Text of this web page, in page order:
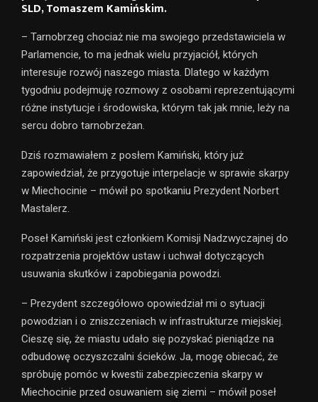
SLD, Tomaszem Kamińskim.
– Tarnobrzeg chociaż nie ma swojego przedstawiciela w
Parlamencie, to ma jednak wielu przyjaciół, których
interesuje rozwój naszego miasta. Dlatego w każdym
tygodniu podejmuję rozmowy z osobami reprezentującymi
różne instytucje i środowiska, którym tak jak mnie, leży na
sercu dobro tarnobrzeżan.
Dziś rozmawiałem z posłem Kamiński, który już
zapowiedział, że przygotuje interpelacje w sprawie skarpy
w Miechocinie – mówił po spotkaniu Prezydent Norbert
Mastalerz.
Poseł Kamiński jest członkiem Komisji Nadzwyczajnej do
rozpatrzenia projektów ustaw i uchwał dotyczących
usuwania skutków i zapobiegania powodzi.
– Prezydent szczegółowo opowiedział mi o sytuacji
powodzian i o zniszczeniach w infrastrukturze miejskiej.
Cieszę się, że miastu udało się pozyskać pieniądze na
odbudowę oczyszczalni ścieków. Ja, mogę obiecać, że
spróbuję pomóc w kwestii zabezpieczenia skarpy w
Miechocinie przed osuwaniem się ziemi – mówił poseł